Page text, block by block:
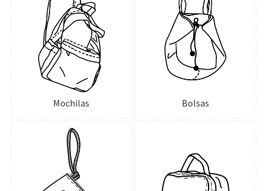
Mochilas Bolsas